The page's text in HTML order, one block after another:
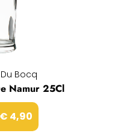
Bocq
Namur 25Cl
€ 4,90